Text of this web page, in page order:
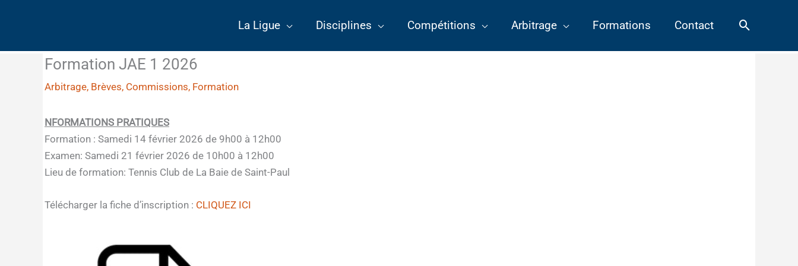
La Ligue Disciplines Compétitions Arbitrage Formations Contact
Formation JAE 1 2026
Arbitrage, Brèves, Commissions, Formation
NFORMATIONS PRATIQUES
Formation : Samedi 14 février 2026 de 9h00 à 12h00
Examen: Samedi 21 février 2026 de 10h00 à 12h00
Lieu de formation: Tennis Club de La Baie de Saint-Paul
Télécharger la fiche d’inscription : CLIQUEZ ICI